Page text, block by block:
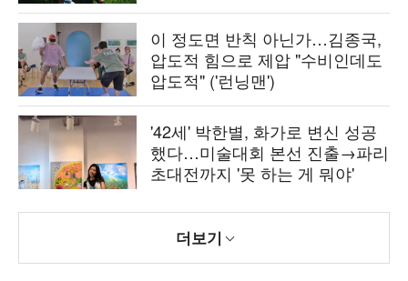
이 정도면 반칙 아닌가…김종국,
압도적 힘으로 제압 "수비인데도
압도적" ('런닝맨')
'42세' 박한별, 화가로 변신 성공
했다…미술대회 본선 진출→파리
초대전까지 '못 하는 게 뭐야'
더보기